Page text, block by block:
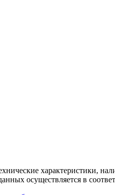
характеристики,
осуществляется в